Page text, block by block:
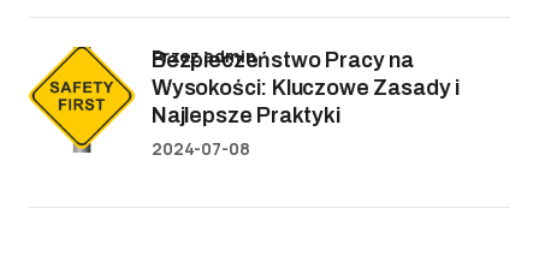
Bezpieczeństwo Pracy na
Wysokości: Kluczowe Zasady i
Najlepsze Praktyki
przez admin
2024-07-08